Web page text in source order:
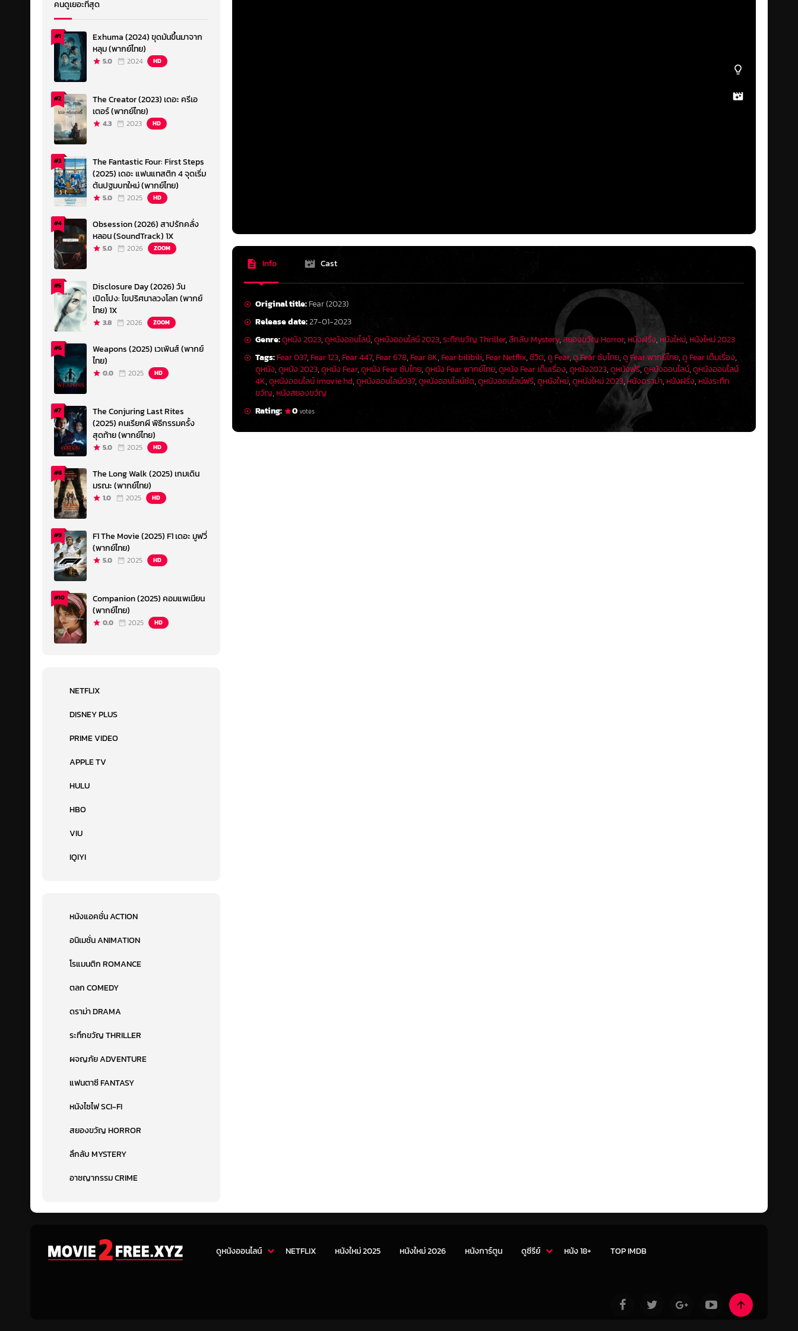
Info Cast
Original title:Fear (2023)
Release date:27-01-2023
Genre:ดูหนัง 2023,ดูหนังออนไลน์,ดูหนังออนไลน์ 2023,ระทึกขวัญ Thriller,ลึกลับ Mystery,สยองขวัญ Horror, หนังฝรั่ง, หนังใหม่, หนังใหม่ 2023
Tags:Fear 037, Fear 123, Fear 447, Fear 678, Fear 8K, Fear bilibili, Fear Netflix,ชีวิต,ดู Fear,ดู Fear ซับไทย,ดู Fear พากย์ไทย,ดู Fear เต็มเรื่อง,
ดูหนัง,ดูหนัง 2023,ดูหนัง Fear,ดูหนัง Fear ซับไทย,ดูหนัง Fear พากย์ไทย,ดูหนัง Fear เต็มเรื่อง,ดูหนัง2023,ดูหนังฟรี,ดูหนังออนไลน์,ดูหนังออนไลน์
4K,ดูหนังออนไลน์ imovie hd,ดูหนังออนไลน์037,ดูหนังออนไลน์ชัด,ดูหนังออนไลน์ฟรี,ดูหนังใหม่,ดูหนังใหม่ 2023,หนังดราม่า, หนังฝรั่ง, หนังระทึก
ขวัญ, หนังสยองขวัญ
Rating:
0votes
คนดูเยอะที่สุด
#1
Exhuma (2024) ขุดมันขึ้นมาจาก
หลุม (พากย์ไทย)
5.0 2024 HD
#2
The Creator (2023) เดอะ ครีเอ
เตอร์ (พากย์ไทย)
4.3 2023 HD
#3
The Fantastic Four: First Steps
(2025) เดอะ แฟนแทสติก 4 จุดเริ่ม
ต้นปฐมบทใหม่ (พากย์ไทย)
5.0 2025 HD
#4
Obsession (2026) สาปรักคลั่ง
หลอน (SoundTrack) 1X
5.0 2026 ZOOM
#5
Disclosure Day (2026) วัน
เปิดโปง: ไขปริศนาลวงโลก (พากย์
ไทย) 1X
3.8 2026 ZOOM
#6
Weapons (2025) เวเพินส์ (พากย์
ไทย)
0.0 2025 HD
#7
The Conjuring Last Rites
(2025) คนเรียกผี พิธีกรรมครั้ง
สุดท้าย (พากย์ไทย)
5.0 2025 HD
#8
The Long Walk (2025) เกมเดิน
มรณะ (พากย์ไทย)
1.0 2025 HD
#9
F1 The Movie (2025) F1 เดอะ มูฟวี่
(พากย์ไทย)
5.0 2025 HD
#10
Companion (2025) คอมแพเนียน
(พากย์ไทย)
0.0 2025 HD
NETFLIX
DISNEY PLUS
PRIME VIDEO
APPLE TV
HULU
HBO
VIU
IQIYI
หนังแอคชั่น ACTION
อนิเมชั่น ANIMATION
โรแมนติก ROMANCE
ตลก COMEDY
ดราม่า DRAMA
ระทึกขวัญ THRILLER
ผจญภัย ADVENTURE
แฟนตาซี FANTASY
หนังไซไฟ SCI-FI
สยองขวัญ HORROR
ลึกลับ MYSTERY
อาชญากรรม CRIME
ดูหนังออนไลน์ NETFLIX หนังใหม่ 2025 หนังใหม่ 2026 หนังการ์ตูน ดูซีรีย์ หนัง 18+ TOP IMDB